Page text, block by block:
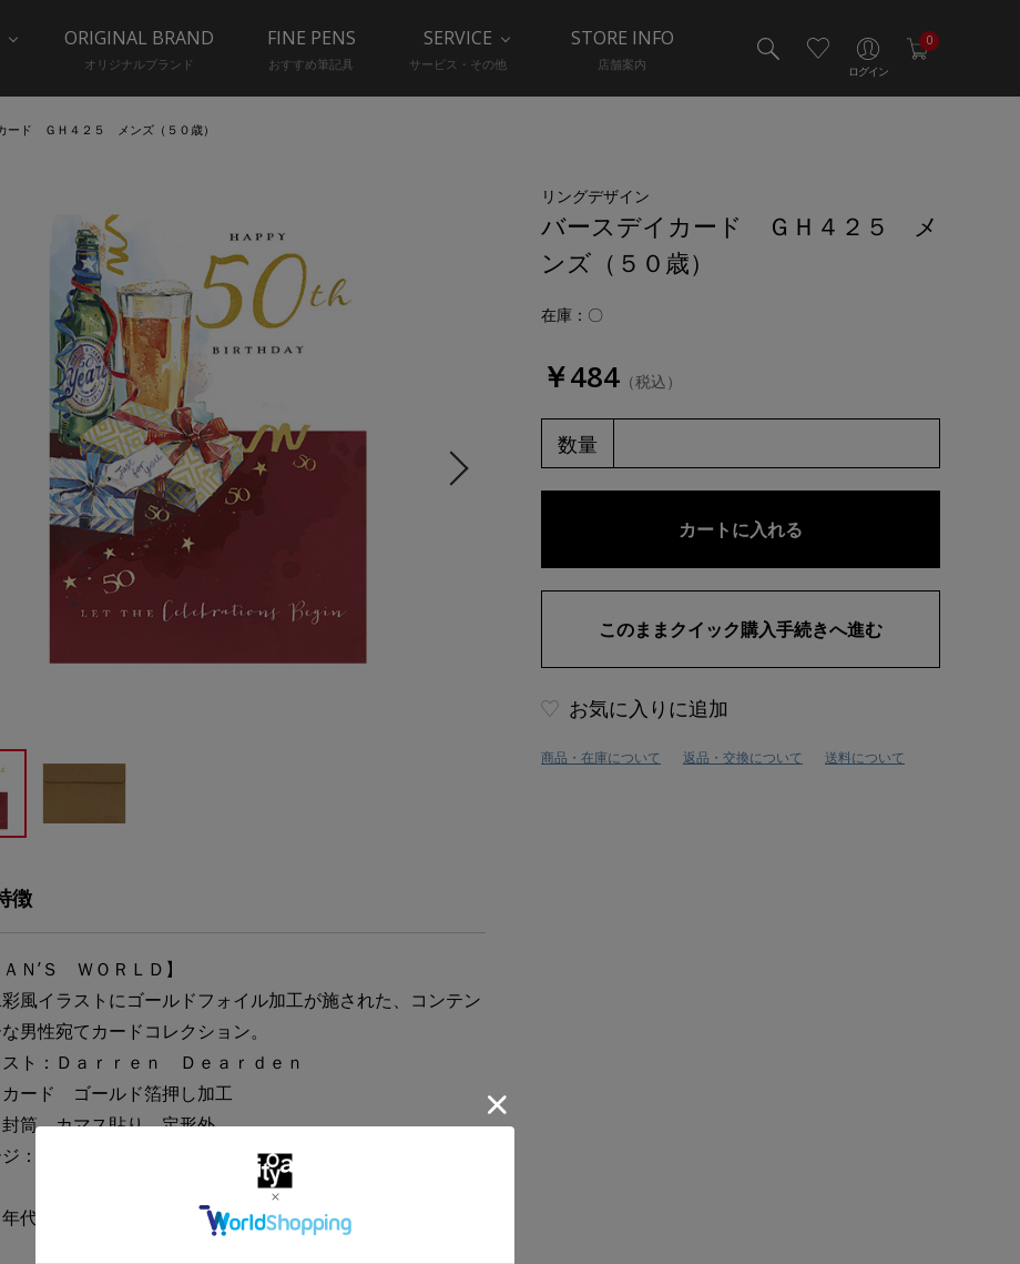
ログイン
0
ORIGINAL BRAND
オリジナルブランド
FINE PENS
おすすめ筆記具
SERVICE
サービス・その他
STORE INFO
店舗案内
ード ＧＨ４２５ メンズ（５０歳）
リングデザイン
バースデイカード ＧＨ４２５ メ
ンズ（５０歳）
在庫：〇
￥484 （税込）
数量
お気に入りに追加
商品・在庫について 返品・交換について 送料について
徴
Ｎ’Ｓ ＷＯＲＬＤ】
風イラストにゴールドフォイル加工が施された、コンテン
な男性宛てカードコレクション。
スト：Ｄａｒｒｅｎ Ｄｅａｒｄｅｎ
カード ゴールド箔押し加工
封筒 カマス貼り 定形外
ジ：ＨＡＰＰＹ ５０ＴＨ ＢＩＲＴＨＤＡＹ
代から小さなファミリービジネスで始まったリングデザイ